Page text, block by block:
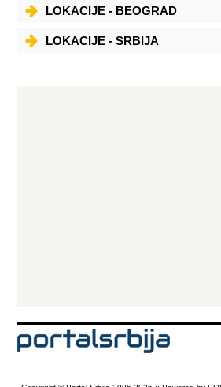
LOKACIJE - BEOGRAD
LOKACIJE - SRBIJA